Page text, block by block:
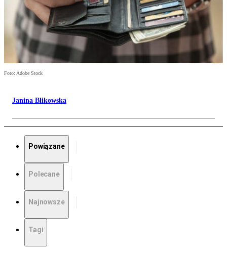
Foto: Adobe Stock
Janina Blikowska
Powiązane
Polecane
Najnowsze
Tagi